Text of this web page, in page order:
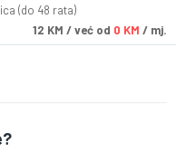
(do 48 rata)
12 KM / već od 0 KM / mj.